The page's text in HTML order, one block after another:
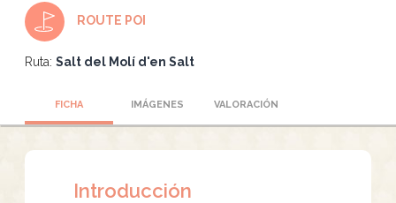
ROUTE POI
Ruta: Salt del Molí d'en Salt
FICHA IMÁGENES VALORACIÓN
Introducción